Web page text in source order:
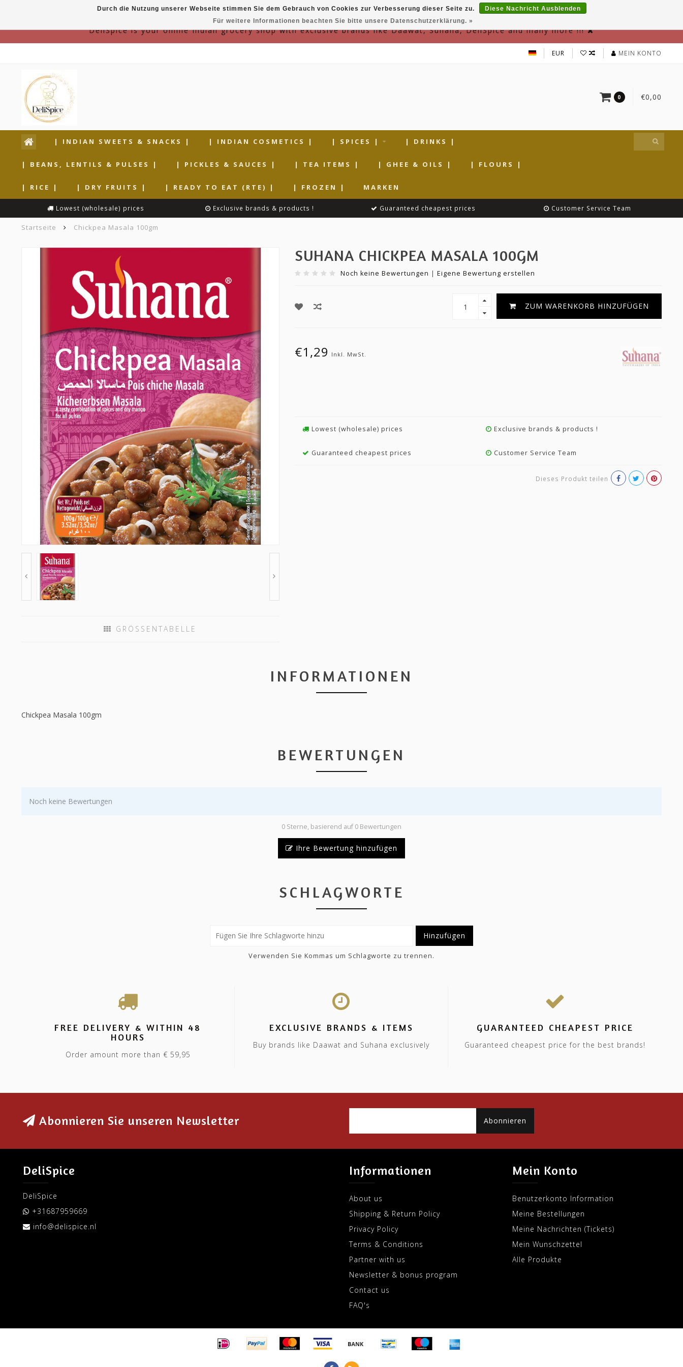
DeliSpice is your online Indian grocery shop with exclusive brands like Daawat, Suhana, DeliSpice and many more !!!
EUR MEIN KONTO
0 €0,00
| INDIAN SWEETS & SNACKS | | INDIAN COSMETICS | | SPICES | | DRINKS |
| BEANS, LENTILS & PULSES | | PICKLES & SAUCES | | TEA ITEMS | | GHEE & OILS | | FLOURS |
| RICE | | DRY FRUITS | | READY TO EAT (RTE) | | FROZEN | MARKEN
Lowest (wholesale) prices Exclusive brands & products ! Guaranteed cheapest prices Customer Service Team
Startseite Chickpea Masala 100gm
GRÖSSENTABELLE
SUHANA CHICKPEA MASALA 100GM
Noch keine Bewertungen | Eigene Bewertung erstellen
ZUM WARENKORB HINZUFÜGEN
€1,29 Inkl. MwSt.
Lowest (wholesale) prices Exclusive brands & products !
Guaranteed cheapest prices Customer Service Team
Dieses Produkt teilen
INFORMATIONEN
Chickpea Masala 100gm
BEWERTUNGEN
Noch keine Bewertungen
0 Sterne, basierend auf 0 Bewertungen
Ihre Bewertung hinzufügen
SCHLAGWORTE
Hinzufügen
Verwenden Sie Kommas um Schlagworte zu trennen.
Durch die Nutzung unserer Webseite stimmen Sie dem Gebrauch von Cookies zur Verbesserung dieser Seite zu.
Diese Nachricht Ausblenden
Für weitere Informationen beachten Sie bitte unsere Datenschutzerklärung. »
FREE DELIVERY & WITHIN 48
HOURS
Order amount more than € 59,95
EXCLUSIVE BRANDS & ITEMS
Buy brands like Daawat and Suhana exclusively
GUARANTEED CHEAPEST PRICE
Guaranteed cheapest price for the best brands!
Abonnieren Sie unseren Newsletter Abonnieren
DeliSpice
DeliSpice
+31687959669
info@delispice.nl
Informationen
About us
Shipping & Return Policy
Privacy Policy
Terms & Conditions
Partner with us
Newsletter & bonus program
Contact us
FAQ's
Mein Konto
Benutzerkonto Information
Meine Bestellungen
Meine Nachrichten (Tickets)
Mein Wunschzettel
Alle Produkte